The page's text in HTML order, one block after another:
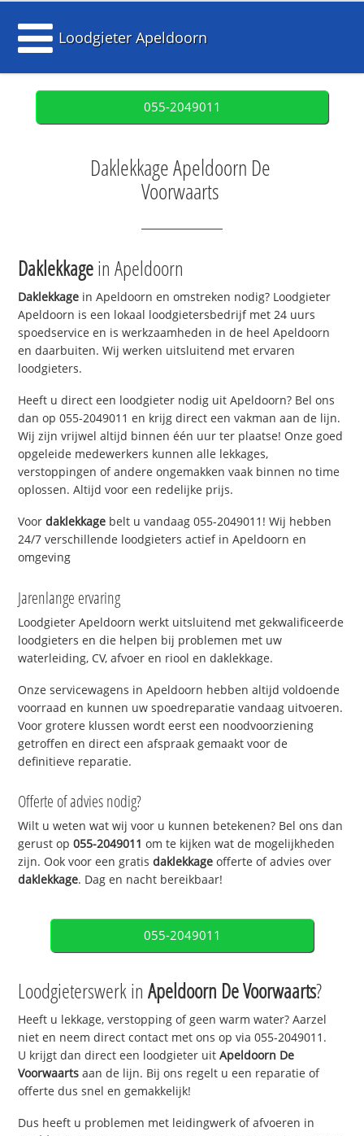
Loodgieter Apeldoorn
055-2049011
Daklekkage Apeldoorn De
Voorwaarts
Daklekkagein Apeldoorn
Daklekkage in Apeldoorn en omstreken nodig? Loodgieter
Apeldoorn is een lokaal loodgietersbedrijf met 24 uurs
spoedservice en is werkzaamheden in de heel Apeldoorn
en daarbuiten. Wij werken uitsluitend met ervaren
loodgieters.
Heeft u direct een loodgieter nodig uit Apeldoorn? Bel ons
dan op 055-2049011 en krijg direct een vakman aan de lijn.
Wij zijn vrijwel altijd binnen één uur ter plaatse! Onze goed
opgeleide medewerkers kunnen alle lekkages,
verstoppingen of andere ongemakken vaak binnen no time
oplossen. Altijd voor een redelijke prijs.
Voordaklekkage belt u vandaag 055-2049011! Wij hebben
24/7 verschillende loodgieters actief in Apeldoorn en
omgeving
Jarenlange ervaring
Loodgieter Apeldoorn werkt uitsluitend met gekwalificeerde
loodgieters en die helpen bij problemen met uw
waterleiding, CV, afvoer en riool en daklekkage.
Onze servicewagens in Apeldoorn hebben altijd voldoende
voorraad en kunnen uw spoedreparatie vandaag uitvoeren.
Voor grotere klussen wordt eerst een noodvoorziening
getroffen en direct een afspraak gemaakt voor de
definitieve reparatie.
Offerte of advies nodig?
Wilt u weten wat wij voor u kunnen betekenen? Bel ons dan
gerust op055-2049011 om te kijken wat de mogelijkheden
zijn. Ook voor een gratisdaklekkage offerte of advies over
daklekkage. Dag en nacht bereikbaar!
055-2049011
Loodgieterswerk inApeldoorn De Voorwaarts?
Heeft u lekkage, verstopping of geen warm water? Aarzel
niet en neem direct contact met ons op via 055-2049011.
U krijgt dan direct een loodgieter uitApeldoorn De
Voorwaarts aan de lijn. Bij ons regelt u een reparatie of
offerte dus snel en gemakkelijk!
Dus heeft u problemen met leidingwerk of afvoeren in